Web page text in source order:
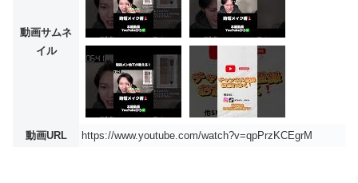
動画サムネ
イル
動画URL https://www.youtube.com/watch?v=qpPrzKCEgrM